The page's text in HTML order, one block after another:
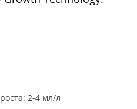
2-4 мл/л